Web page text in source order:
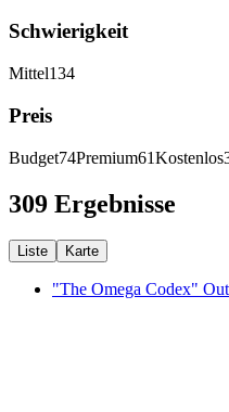
Schwierigkeit
Mittel134
Preis
Budget74Premium61Kostenlos
309 Ergebnisse
Liste Karte
"The Omega Codex"